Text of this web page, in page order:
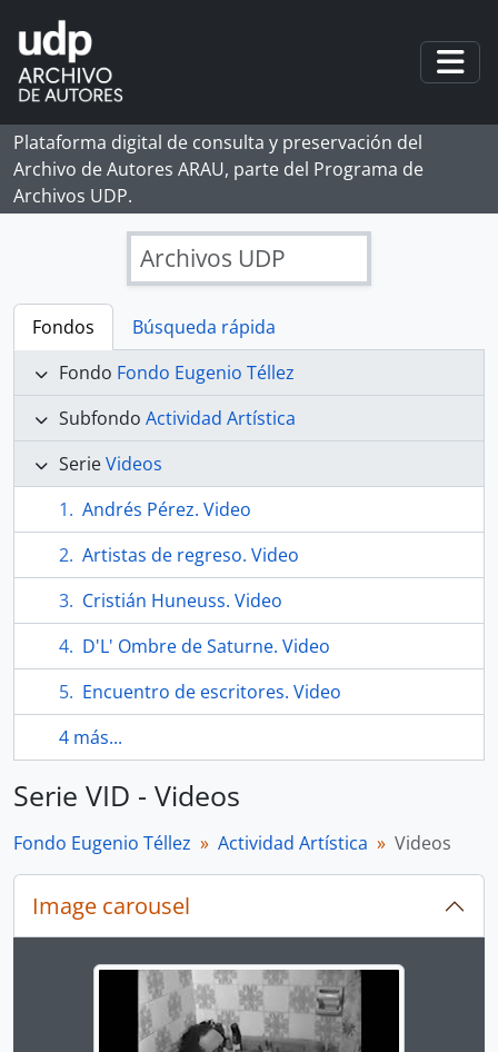
Skip to main content
Plataforma digital de consulta y preservación del
Archivo de Autores ARAU, parte del Programa de
Archivos UDP.
Archivos UDP
Fondos
Búsqueda rápida
Fondo Fondo Eugenio Téllez
Subfondo Actividad Artística
SerieVideos
Andrés Pérez. Video
Artistas de regreso. Video
Cristián Huneuss. Video
D'L' Ombre de Saturne. Video
Encuentro de escritores. Video
4 más...
Serie VID - Videos
Fondo Eugenio Téllez Actividad Artística Videos
Image carousel
Changing the current slide of this carousel will